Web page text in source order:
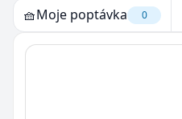
🧺Moje poptávka 0